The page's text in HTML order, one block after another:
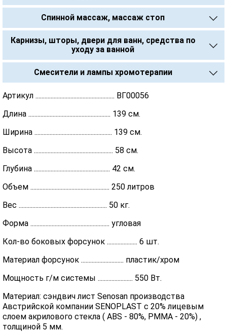
Спинной массаж, массаж стоп
Карнизы, шторы, двери для ванн, средства по
уходу за ванной
Смесители и лампы хромотерапии
Артикул .................................................... ВГ00056
Длина ...................................................... 139 см.
Ширина ................................................... 139 см.
Высота .................................................... 58 см.
Глубина .................................................. 42 см.
Объем .................................................... 250 литров
Вес .......................................................... 50 кг.
Форма .................................................... угловая
Кол-во боковых форсунок .................... 6 шт.
Материал форсунок ............................ пластик/хром
Мощность г/м системы ....................... 550 Вт.
Материал: сэндвич лист Senosan производства
Австрийской компании SENOPLAST c 20% лицевым
слоем акрилового стекла ( ABS - 80%, PMMA - 20%) ,
толщиной 5 мм.